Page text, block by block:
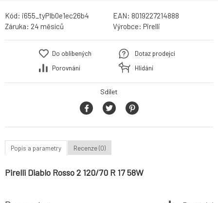
Kód: i655_tyPIb0e1ec26b4 EAN: 8019227214888
Záruka: 24 měsíců Výrobce: Pirelli
Do oblíbených
Porovnání
Dotaz prodejci
Hlídání
Sdílet
Popis a parametry Recenze (0)
Pirelli Diablo Rosso 2 120/70 R 17 58W